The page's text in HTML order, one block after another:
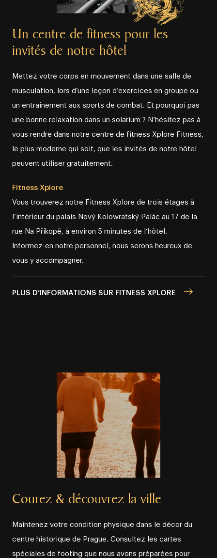
Un centre de fitness pour les
invités de notre hôtel
Mettez votre corps en mouvement dans une salle de
musculation, lors d’une leçon d‘exercices en groupe ou
un entraînement aux sports de combat. Et pourquoi pas
une bonne relaxation dans un solarium ? N’hésitez pas à
vous rendre dans notre centre de fitness Xplore Fitness,
le plus moderne qui soit, que les invités de notre hôtel
peuvent utiliser gratuitement.
Fitness Xplore
Vous trouverez notre Fitness Xplore de trois étages à
l’intérieur du palais Nový Kolowratský Palác au 17 de la
rue Na Příkopě, à environ 5 minutes de l‘hôtel.
Informez⁠-⁠en notre personnel, nous serons heureux de
vous y accompagner.
PLUS D’INFORMATIONS SUR FITNESS XPLORE
Courez & découvrez la ville
Maintenez votre condition physique dans le décor du
centre historique de Prague. Consultez les cartes
spéciales de footing que nous avons préparées pour